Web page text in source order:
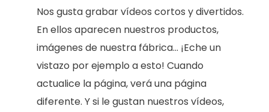
Nos gusta grabar vídeos cortos y divertidos.
En ellos aparecen nuestros productos,
imágenes de nuestra fábrica... ¡Eche un
vistazo por ejemplo a esto! Cuando
actualice la página, verá una página
diferente. Y si le gustan nuestros vídeos,